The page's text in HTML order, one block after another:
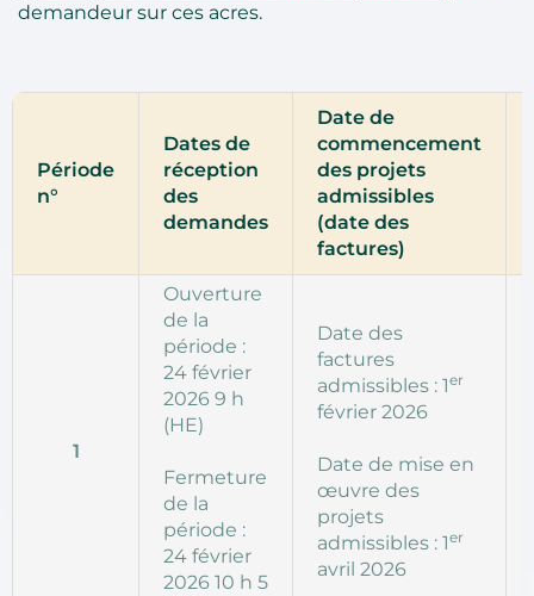
demandeur sur ces acres.
Période
n°
Dates de
réception
des
demandes
Date de
commencement
des projets
admissibles
(date des
factures)
1
Ouverture
de la
période :
24 février
2026 9 h
(HE)
Fermeture
de la
période :
24 février
2026 10 h 5
Date des
factures
admissibles : 1er
février 2026
Date de mise en
œuvre des
projets
admissibles : 1er
avril 2026